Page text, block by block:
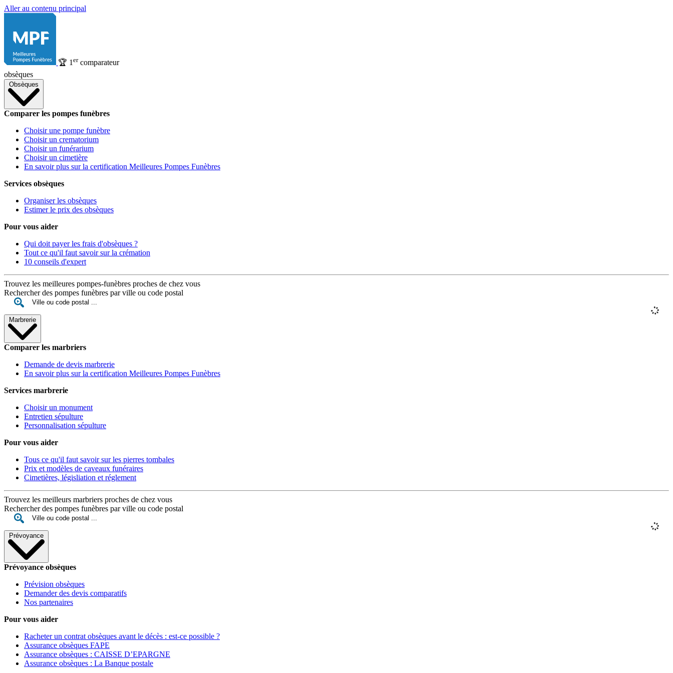
Aller au contenu principal
🏆 1 ercomparateur
obsèques
Obsèques
Comparer les pompes funèbres
Choisir une pompe funèbre
Choisir un crematorium
Choisir un funérarium
Choisir un cimetière
En savoir plus sur la certification Meilleures Pompes Funèbres
Services obsèques
Organiser les obsèques
Estimer le prix des obsèques
Pour vous aider
Qui doit payer les frais d'obsèques ?
Tout ce qu'il faut savoir sur la crémation
10 conseils d'expert
Trouvez les meilleures pompes-funèbres proches de chez vous
Rechercher des pompes funèbres par ville ou code postal
Marbrerie
Comparer les marbriers
Demande de devis marbrerie
En savoir plus sur la certification Meilleures Pompes Funèbres
Services marbrerie
Choisir un monument
Entretien sépulture
Personnalisation sépulture
Pour vous aider
Tous ce qu'il faut savoir sur les pierres tombales
Prix et modèles de caveaux funéraires
Cimetières, législiation et réglement
Trouvez les meilleurs marbriers proches de chez vous
Rechercher des pompes funèbres par ville ou code postal
Prévoyance
Prévoyance obsèques
Prévision obsèques
Demander des devis comparatifs
Nos partenaires
Pour vous aider
Racheter un contrat obsèques avant le décès : est-ce possible ?
Assurance obsèques FAPE
Assurance obsèques : CAISSE D’EPARGNE
Assurance obsèques : La Banque postale